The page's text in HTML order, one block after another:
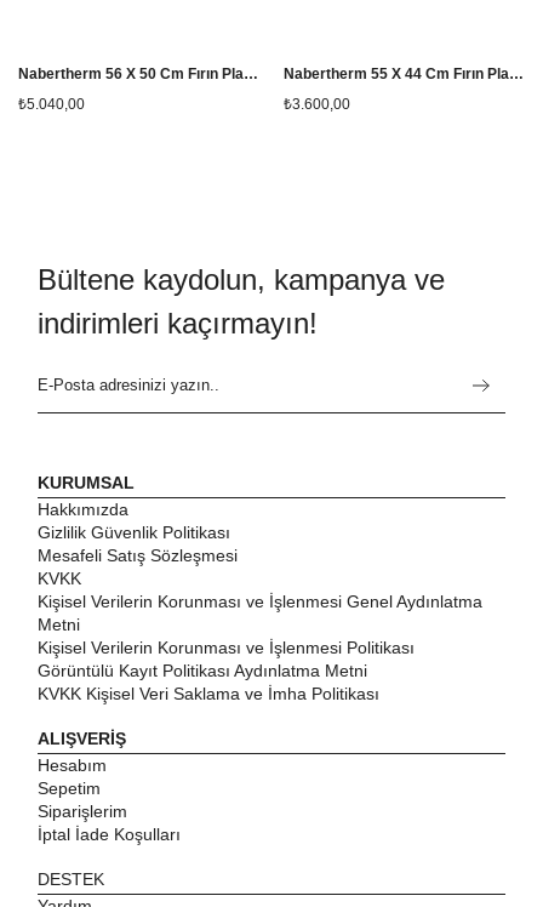
Nabertherm 56 X 50 Cm Fırın Plakası
₺5.040,00
Nabertherm 55 X 44 Cm Fırın Plakası
₺3.600,00
Bültene kaydolun, kampanya ve
indirimleri kaçırmayın!
KURUMSAL
Hakkımızda
Gizlilik Güvenlik Politikası
Mesafeli Satış Sözleşmesi
KVKK
Kişisel Verilerin Korunması ve İşlenmesi Genel Aydınlatma
Metni
Kişisel Verilerin Korunması ve İşlenmesi Politikası
Görüntülü Kayıt Politikası Aydınlatma Metni
KVKK Kişisel Veri Saklama ve İmha Politikası
ALIŞVERİŞ
Hesabım
Sepetim
Siparişlerim
İptal İade Koşulları
DESTEK